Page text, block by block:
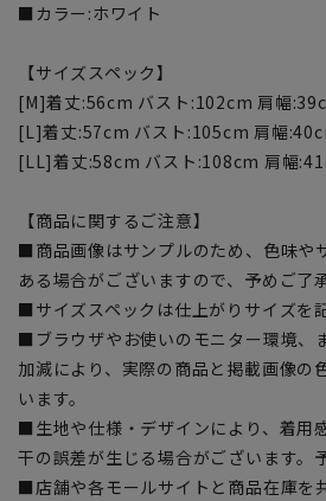
■カラー:ホワイト
【サイズスペック】
[M]着丈:56cm バスト:102cm 肩幅
[L]着丈:57cm バスト:105cm 肩幅
[LL]着丈:58cm バスト:108cm 肩幅
【商品に関するご注意】
■商品画像はサンプルのため、色味や
ある場合がございますので、予めご了
■サイズスペックは仕上がりサイズを
■ブラウザやお使いのモニター環境、
加減により、実際の商品と掲載画像の
います。
■生地や仕様・デザインにより、着用
干の誤差が生じる場合がございます。
■店舗や各モールサイトと商品在庫を